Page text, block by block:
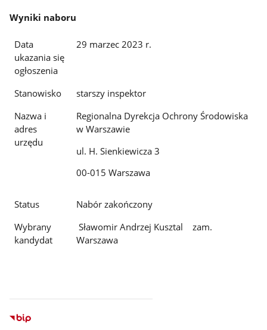
Wyniki naboru
Data
ukazania się
ogłoszenia
29 marzec 2023 r.
Stanowisko
starszy inspektor
Nazwa i
adres
urzędu
Regionalna Dyrekcja Ochrony Środowiska
w Warszawie
ul. H. Sienkiewicza 3
00-015 Warszawa
Status
Nabór zakończony
Wybrany
kandydat
Sławomir Andrzej Kusztal zam.
Warszawa